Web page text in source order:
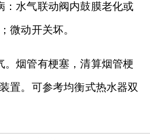
：水气联动阀内鼓膜老化或
微动开关坏。
。烟管有梗塞，清算烟管梗
置。可参考均衡式热水器双